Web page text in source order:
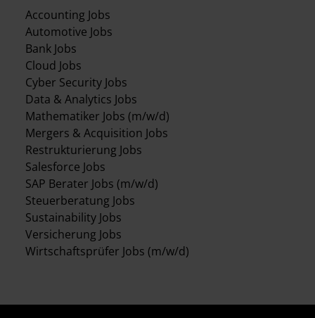
Accounting Jobs
Automotive Jobs
Bank Jobs
Cloud Jobs
Cyber Security Jobs
Data & Analytics Jobs
Mathematiker Jobs (m/w/d)
Mergers & Acquisition Jobs
Restrukturierung Jobs
Salesforce Jobs
SAP Berater Jobs (m/w/d)
Steuerberatung Jobs
Sustainability Jobs
Versicherung Jobs
Wirtschaftsprüfer Jobs (m/w/d)